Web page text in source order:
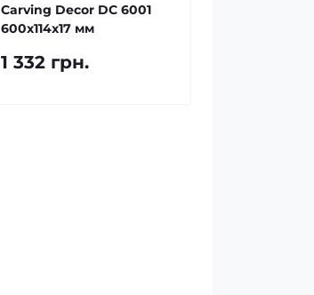
Carving Decor DC 6001
600x114x17 мм
1 332 грн.